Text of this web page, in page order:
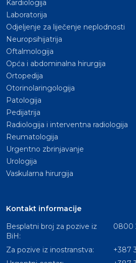
Kardiologija
Laboratorija
Odjeljenje za liječenje neplodnosti
Neuropsihijatrija
Oftalmologija
Opća i abdominalna hirurgija
Ortopedija
Otorinolaringologija
Patologija
Pedijatrija
Radiologija i interventna radiologija
Reumatologija
Urgentno zbrinjavanje
Urologija
Vaskularna hirurgija
Kontakt informacije
Besplatni broj za pozive iz
BiH:
0800
Za pozive iz inostranstva:
+387